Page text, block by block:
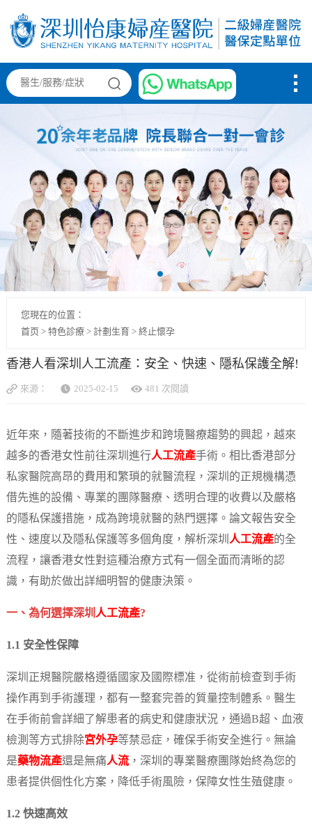
您現在的位置：
首页 > 特色診療> 計劃生育> 終止懷孕
香港人看深圳人工流產：安全、快速、隱私保護全解!
來源： 2025-02-15 481 次閱讀
近年來，隨著技術的不斷進步和跨境醫療趨勢的興起，越來
越多的香港女性前往深圳進行人工流產手術。相比香港部分
私家醫院高昂的費用和繁瑣的就醫流程，深圳的正規機構憑
借先進的設備、專業的團隊醫療、透明合理的收費以及嚴格
的隱私保護措施，成為跨境就醫的熱門選擇。論文報告安全
性、速度以及隱私保護等多個角度，解析深圳 人工流產的全
流程，讓香港女性對這種治療方式有一個全面而清晰的認
識，有助於做出詳細明智的健康決策。
一、為何選擇深圳 人工流產?
1.1 安全性保障
深圳正規醫院嚴格遵循國家及國際標准，從術前檢查到手術
操作再到手術護理，都有一整套完善的質量控制體系。醫生
在手術前會詳細了解患者的病史和健康狀況，通過B超、血液
檢測等方式排除宮外孕等禁忌症，確保手術安全進行。無論
是藥物流產還是無痛人流，深圳的專業醫療團隊始終為您的
患者提供個性化方案，降低手術風險，保障女性生殖健康。
1.2 快速高效